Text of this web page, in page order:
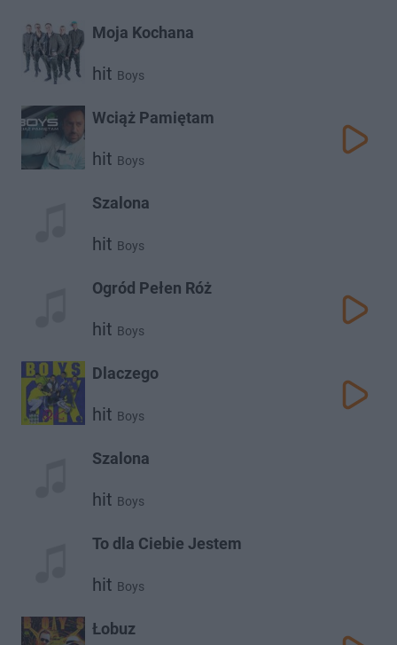
Moja Kochana
hit Boys
Wciąż Pamiętam
hit Boys
Szalona
hit Boys
Ogród Pełen Róż
hit Boys
Dlaczego
hit Boys
Szalona
hit Boys
To dla Ciebie Jestem
hit Boys
Łobuz